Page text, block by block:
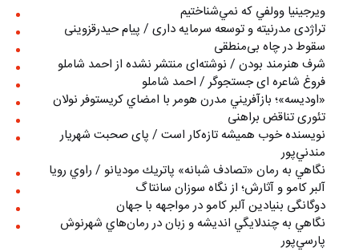
ويرجينيا وولفي كه نمي‌شناختيم
تراژدی مدرنیته و توسعه سرمایه داری / پیام حیدرقزوینی
سقوط در چاه بی‌منطقی
شرف هنرمند بودن / نوشته‌ای منتشر نشده از احمد شاملو
فروغ شاعره ای جستجوگر / احمد شاملو
«اوديسه»؛ بازآفريني مدرن هومر با امضاي كريستوفر نولان
تئوری تناقض براهنی
نويسنده خوب هميشه تازه‌كار است / پای صحبت شهريار
مندني‌پور
نگاهي به رمان «تصادف شبانه» پاتريك موديانو / راوي رويا
آلبر کامو و آثارش؛ از نگاه سوزان سانتاگ
دوگانگی بنیادین آلبر کامو در مواجهه با جهان
نگاهي به چندلايگي انديشه و زبان در رمان‌هاي شهرنوش
پارسي‌پور